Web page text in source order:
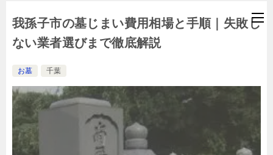
我孫子市の墓じまい費用相場と手順｜失敗し
ない業者選びまで徹底解説
お墓 千葉